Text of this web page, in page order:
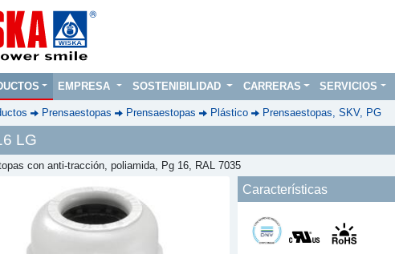
EMPRESA SOSTENIBILIDAD CARRERAS SERVICIOS
Prensaestopas Prensaestopas Plástico Prensaestopas, SKV, PG
LG
con anti-tracción, poliamida, Pg 16, RAL 7035
Características